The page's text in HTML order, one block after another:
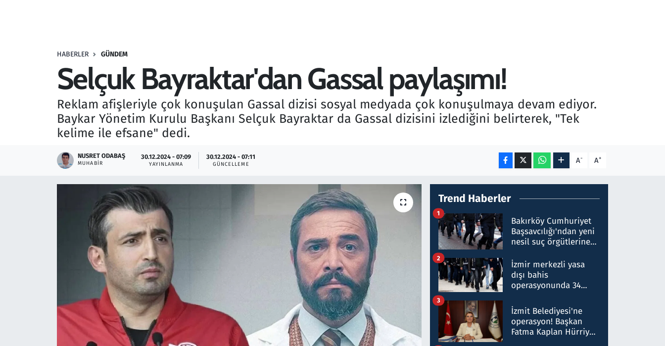
HABERLER GÜNDEM
Selçuk Bayraktar'dan Gassal paylaşımı!
Reklam afişleriyle çok konuşulan Gassal dizisi sosyal medyada çok konuşulmaya devam ediyor.
Baykar Yönetim Kurulu Başkanı Selçuk Bayraktar da Gassal dizisini izlediğini belirterek, "Tek
kelime ile efsane" dedi.
NUSRET ODABAŞ
MUHABIR
30.12.2024 - 07:09
YAYINLANMA
30.12.2024 - 07:11
GÜNCELLEME A- A+
Trend Haberler
Bakırköy Cumhuriyet
Başsavcılığı'ndan yeni
nesil suç örgütlerine
hakkında gözaltı kararı
1
İzmir merkezli yasa
dışı bahis
operasyonunda 34
Milyar liralık para
trafiği tespit edildi
2
İzmit Belediyesi'ne
operasyon! Başkan
Fatma Kaplan Hürriyet
3
Savunma Sanayi
Seçim 2023